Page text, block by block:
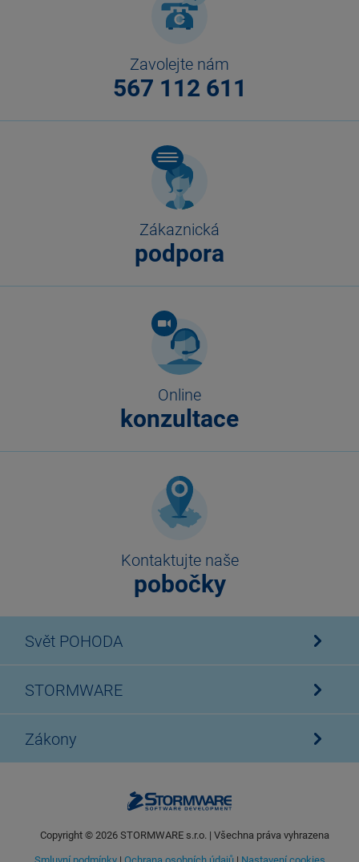
Zavolejte nám
567 112 611
Zákaznická
podpora
Online
konzultace
Kontaktujte naše
pobočky
Svět POHODA
STORMWARE
Zákony
Copyright © 2026STORMWARE s.r.o. | Všechna práva vyhrazena